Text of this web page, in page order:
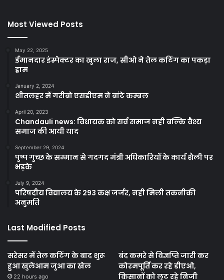
Most Viewed Posts
May 22, 2025
ईमानदार इंस्पेक्टर का खुला राज, सीओ ने तेल कटिंग का पकड़ा
ड्राम
January 2, 2024
शीतलहर में गरीबो एसडीएम ने बांटे कम्बल
April 20, 2023
Chandauli news: विधायक को सर्व समाज नही बल्कि वैश्य
समाज की आयी याद
September 29, 2024
पुष्प गुच्छ के सम्मान से गदगद मंत्री अधिकारियों के कार्य शैली पर
भड़के
July 9, 2024
परिषदीय विद्यालय के 293 कक्ष जर्जर, नही मिली तकनीकी
अनुमति
Last Modified Posts
सरेसर में तेल कटिंग के बाद शुरू
हुआ खुलेआम जुआ का खेल
22 hours ago
बंद कमरे से विज्ञप्ति जारी कर
कोरमपूर्ति कर रहे डीएओ,
किसानों को लूट रहे निजी